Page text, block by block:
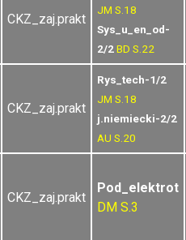
CKZ_zaj.prakt
JM S.18
Sys_u_en_od-
2/2BD S.22
CKZ_zaj.prakt
Rys_tech-1/2
JM S.18
j.niemiecki-2/2
AU S.20
CKZ_zaj.prakt
Pod_elektrot
DM S.3